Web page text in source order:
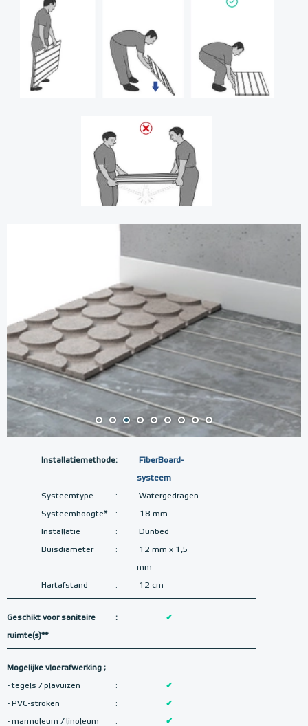
Installatiemethode: FiberBoard-
systeem
Systeemtype : Watergedragen
Systeemhoogte* : 18 mm
Installatie : Dunbed
Buisdiameter : 12 mm x 1,5
mm
Hartafstand : 12 cm
Geschikt voor sanitaire
ruimte(s)**
: ✔
Mogelijke vloerafwerking ;
- tegels / plavuizen
- PVC-stroken
- marmoleum / linoleum
:
:
:
✔
✔
✔